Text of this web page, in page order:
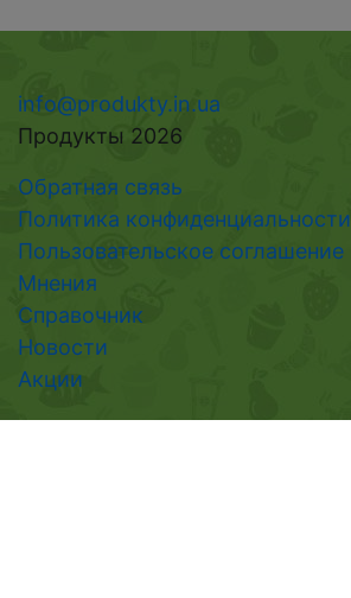
info@produkty.in.ua
Продукты 2026
Обратная связь
Политика конфиденциальности
Пользовательское соглашение
Мнения
Справочник
Новости
Акции